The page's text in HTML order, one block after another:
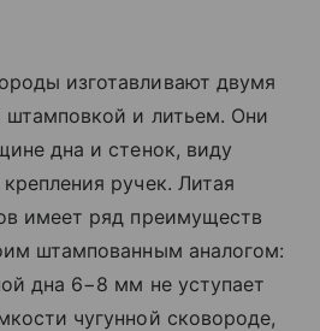
изготавливают двумя
и литьем. Они
дна и стенок, виду
ручек. Литая
имеет ряд преимуществ
штампованным аналогом:
дна 6−8 мм не уступает
чугунной сковороде,